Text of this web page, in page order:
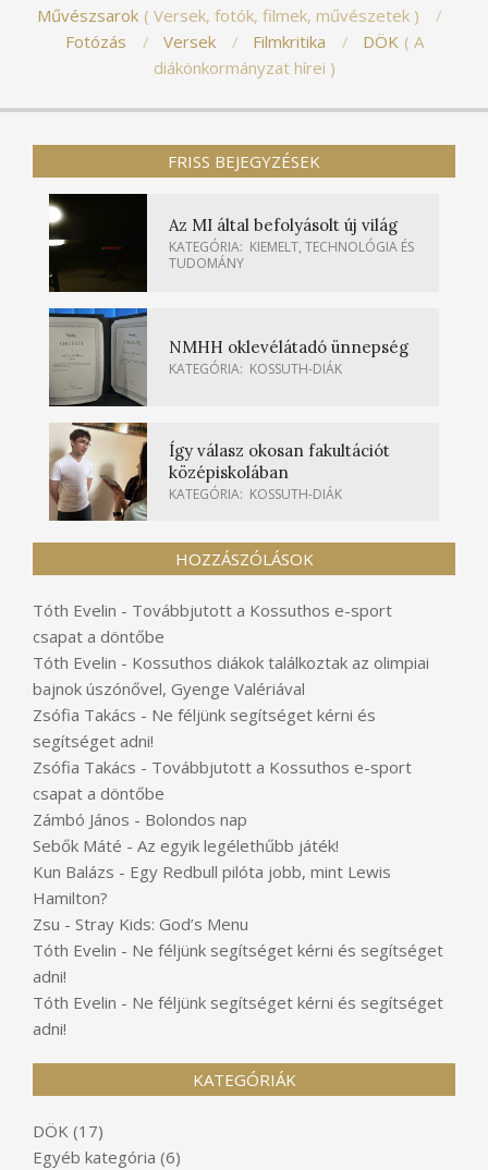
Művészsarok
Versek, fotók, filmek, művészetek
Fotózás
Versek Filmkritika DÖK
A
diákönkormányzat hírei
FRISS BEJEGYZÉSEK
Az MI által befolyásolt új világ
KATEGÓRIA: KIEMELT, TECHNOLÓGIA ÉS
TUDOMÁNY
NMHH oklevélátadó ünnepség
KATEGÓRIA: KOSSUTH-DIÁK
Így válasz okosan fakultációt
középiskolában
KATEGÓRIA: KOSSUTH-DIÁK
HOZZÁSZÓLÁSOK
Tóth Evelin - Továbbjutott a Kossuthos e-sport
csapat a döntőbe
Tóth Evelin - Kossuthos diákok találkoztak az olimpiai
bajnok úszónővel, Gyenge Valériával
Zsófia Takács - Ne féljünk segítséget kérni és
segítséget adni!
Zsófia Takács - Továbbjutott a Kossuthos e-sport
csapat a döntőbe
Zámbó János - Bolondos nap
Sebők Máté - Az egyik legélethűbb játék!
Kun Balázs - Egy Redbull pilóta jobb, mint Lewis
Hamilton?
Zsu - Stray Kids: God’s Menu
Tóth Evelin - Ne féljünk segítséget kérni és segítséget
adni!
Tóth Evelin - Ne féljünk segítséget kérni és segítséget
adni!
KATEGÓRIÁK
DÖK (17)
Egyéb kategória (6)